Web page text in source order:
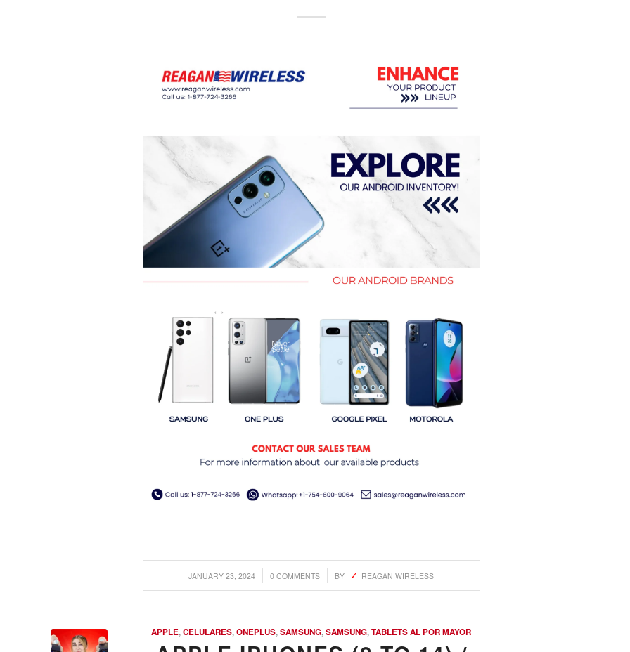
JANUARY 23, 2024
/ 0 COMMENTS
/ BY REAGAN WIRELESS
APPLE,CELULARES,ONEPLUS,SAMSUNG,SAMSUNG,TABLETS AL POR MAYOR